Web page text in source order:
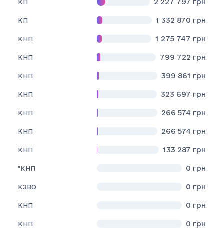
КП 2 227 797 грн
КП 1 332 870 грн
КНП 1 275 747 грн
КНП 799 722 грн
КНП 399 861 грн
КНП 323 697 грн
КНП 266 574 грн
КНП 266 574 грн
КНП 133 287 грн
"КНП 0 грн
КЗВО 0 грн
КНП 0 грн
КНП 0 грн